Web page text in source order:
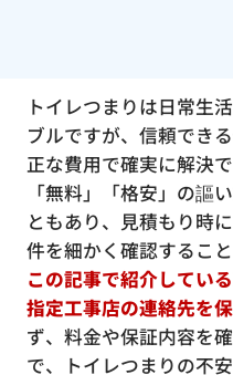
トイレつまりは日常生
ブルですが、信頼でき
正な費用で確実に解決で
「無料」「格安」の謳
ともあり、見積もり時
件を細かく確認すること
この記事で紹介してい
指定工事店の連絡先を
ず、料金や保証内容を
で、トイレつまりの不